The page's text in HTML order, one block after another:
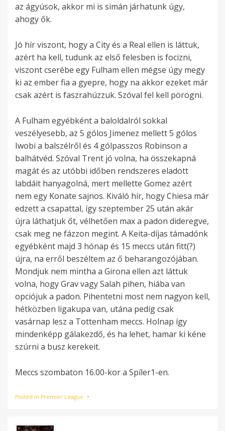
az ágyúsok, akkor mi is simán járhatunk úgy,
ahogy ők.
Jó hír viszont, hogy a City és a Real ellen is láttuk,
azért ha kell, tudunk az első felesben is focizni,
viszont cserébe egy Fulham ellen mégse úgy megy
ki az ember fia a gyepre, hogy na akkor ezeket már
csak azért is faszrahúzzuk. Szóval fel kell pörögni.
A Fulham egyébként a baloldalról sokkal
veszélyesebb, az 5 gólos Jimenez mellett 5 gólos
Iwobi a balszélről és 4 gólpasszos Robinson a
balhátvéd. Szóval Trent jó volna, ha összekapná
magát és az utóbbi időben rendszeres eladott
labdáit hanyagolná, mert mellette Gomez azért
nem egy Konate sajnos. Kiváló hír, hogy Chiesa már
edzett a csapattal, így szeptember 25 után akár
újra láthatjuk őt, vélhetően max a padon dideregve,
csak meg ne fázzon megint. A Keita-díjas támadónk
egyébként majd 3 hónap és 15 meccs után fitt(?)
újra, na erről beszéltem az ő beharangozójában.
Mondjuk nem mintha a Girona ellen azt láttuk
volna, hogy Grav vagy Salah pihen, hiába van
opciójuk a padon. Pihentetni most nem nagyon kell,
hétközben ligakupa van, utána pedig csak
vasárnap lesz a Tottenham meccs. Holnap így
mindenképp gálakezdő, és ha lehet, hamar ki kéne
szúrni a busz kerekeit.
Meccs szombaton 16.00-kor a Spíler1-en.
Posted in Premier League